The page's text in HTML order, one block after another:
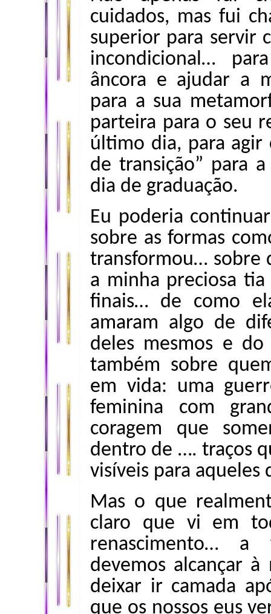
cuidados, mas fui
superior para servir
incondicional…
âncora e ajudar a
para a sua
parteira para o seu
último dia, para
de transição” para
dia de graduação.
Eu poderia
sobre as formas
transformou… sobre
a minha preciosa tia
finais… de como
amaram algo de
deles mesmos e do
também sobre
em vida: uma
feminina com
coragem que
dentro de …. traços
visíveis para aqueles
Mas o que
claro que vi em
renascimento… a
devemos alcançar
deixar ir camada
que os nossos eus